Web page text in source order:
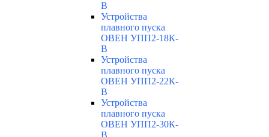
В
Устройства
плавного пуска
ОВЕН УПП2-18К-
В
Устройства
плавного пуска
ОВЕН УПП2-22К-
В
Устройства
плавного пуска
ОВЕН УПП2-30К-